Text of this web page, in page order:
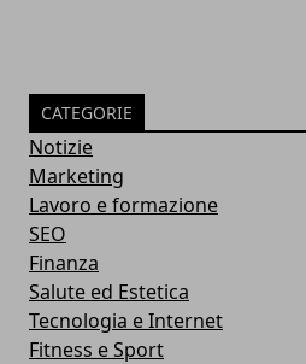
CATEGORIE
Notizie
Marketing
Lavoro e formazione
SEO
Finanza
Salute ed Estetica
Tecnologia e Internet
Fitness e Sport